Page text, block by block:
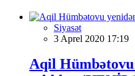
Siyasət
3 Aprel 2020 17:19
Aqil